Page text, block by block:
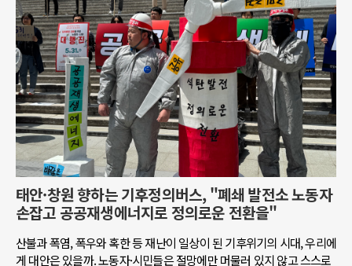
태안·창원 향하는 기후정의버스, "폐쇄 발전소 노동자
손잡고 공공재생에너지로 정의로운 전환을"
산불과 폭염, 폭우와 혹한 등 재난이 일상이 된 기후위기의 시대, 우리에
게 대안은 있을까. 노동자·시민들은 절망에만 머물러 있지 않고 스스로